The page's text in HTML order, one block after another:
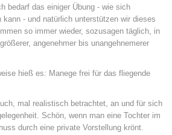
bedarf das einiger Übung - wie sich
kann - und natürlich unterstützen wir dieses
so immer wieder, sozusagen täglich, in
angenehmer bis unangehnemerer
hieß es: Manege frei für das fliegende
mal realistisch betrachtet, an und für sich
Schön, wenn man eine Tochter im
durch eine private Vorstellung krönt.